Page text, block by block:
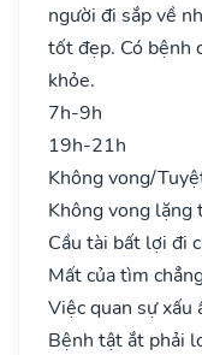
người đi sắp về
tốt đẹp. Có bệnh
khỏe.
7h-9h
19h-21h
Không vong/
Không vong lặng
Cầu tài bất lợi đi
Mất của tìm
Việc quan sự
Bệnh tật ắt phải